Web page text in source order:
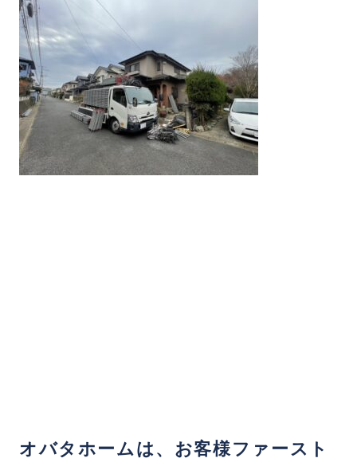
オバタホームは、お客様ファースト